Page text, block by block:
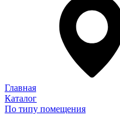
Главная
Каталог
По типу помещения